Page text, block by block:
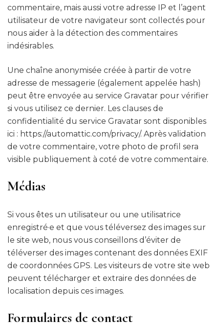
commentaire, mais aussi votre adresse IP et l’agent
utilisateur de votre navigateur sont collectés pour
nous aider à la détection des commentaires
indésirables.
Une chaîne anonymisée créée à partir de votre
adresse de messagerie (également appelée hash)
peut être envoyée au service Gravatar pour vérifier
si vous utilisez ce dernier. Les clauses de
confidentialité du service Gravatar sont disponibles
ici : https://automattic.com/privacy/. Après validation
de votre commentaire, votre photo de profil sera
visible publiquement à coté de votre commentaire.
Médias
Si vous êtes un utilisateur ou une utilisatrice
enregistré·e et que vous téléversez des images sur
le site web, nous vous conseillons d’éviter de
téléverser des images contenant des données EXIF
de coordonnées GPS. Les visiteurs de votre site web
peuvent télécharger et extraire des données de
localisation depuis ces images.
Formulaires de contact